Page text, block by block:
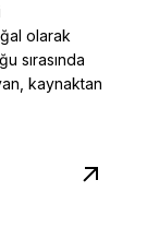
olarak
sırasında
kaynaktan